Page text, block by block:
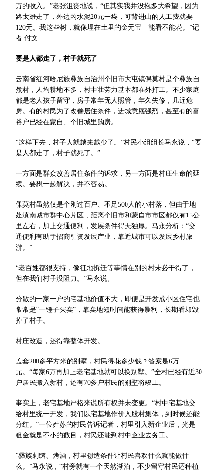
万的收入。”老张沮丧地说，“但其实我并没抱多大希望，因为
路太难走了，外边的水泥20元一袋，可背进山的人工费就要
120元。我这些树，就像埋在土里的金元宝，能看不能花。”记
者 付文
要是人都走了，村子就死了
云南省红河哈尼族彝族自治州个旧市大屯镇倮莫村是个彝族自
然村，人均耕地不多，村中壮劳力基本都在外打工。不少家庭
都是老人孩子留守，房子常年无人照管，年久失修，几近危
房。有的村民为了改善居住条件，进城意愿强烈，甚至有的富
裕户已经在蒙自、个旧城里购房。
“这样下去，村子人就越来越少了。”村民小组组长马永说，“要
是人都走了，村子就死了。”
一方面是群众改善居住条件的诉求，另一方面是村庄生命的延
续。要想一起解决，并不容易。
倮莫村虽然仅是个刚过百户、不足500人的小村落，但由于地
处滇南城市群中心片区，距离个旧市和蒙自市市区都仅有15公
里左右，加上交通便利，发展条件得天独厚。马永分析：“交
通便利有助于招商引资发展产业，靠近城市可以发展乡村旅
游。”
“老百姓都很支持，像征地拆迁等事情在别的村未必干得了，
但在我们村子没阻力。”马永说。
分散的一家一户的宅基地价值不大，即便是开发成小区住宅也
常常是“一锤子买卖”，靠卖地短时间能获得暴利，长期看却毁
掉了村子。
村庄改造，还得靠整体开发。
盖套200多平方米的别墅，村民得花多少钱？答案是6万
元。“每家6万再加上老宅基地就可以换别墅。”全村已经有近30
户居民搬入新村，还有70多户村民的别墅将竣工。
事实上，老宅基地严格来说所有权并未变更。“村中宅基地交
给村里统一开发，我们以宅基地作价入股村集体，到时候还能
分红。”一位姓苏的村民告诉记者，村里引入新企业后，光是
租金就是不小的数目，村民还能到村中企业去务工。
“彝族刺绣、烤酒，村里创造条件让村民喜欢什么就能做什
么。”马永说，“村旁就有一个天然湖泊，不少留守村民还种植